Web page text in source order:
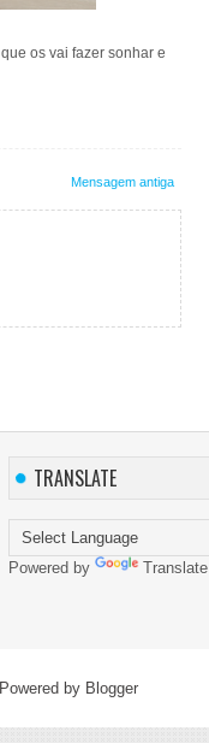
os vai fazer sonhar e
Mensagem antiga
TRANSLATE
Powered by Translate
| Powered by Blogger